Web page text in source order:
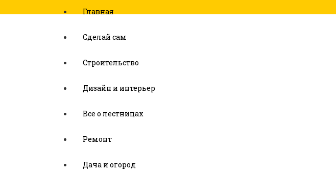
Главная
Сделай сам
Строительство
Дизайн и интерьер
Все о лестницах
Ремонт
Дача и огород